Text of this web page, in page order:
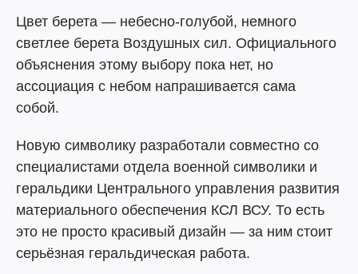
Цвет берета — небесно-голубой, немного
светлее берета Воздушных сил. Официального
объяснения этому выбору пока нет, но
ассоциация с небом напрашивается сама
собой.
Новую символику разработали совместно со
специалистами отдела военной символики и
геральдики Центрального управления развития
материального обеспечения КСЛ ВСУ. То есть
это не просто красивый дизайн — за ним стоит
серьёзная геральдическая работа.